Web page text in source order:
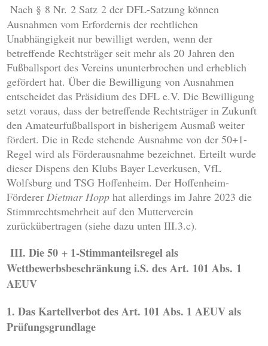
Nach § 8 Nr. 2 Satz 2 der DFL-Satzung können
Ausnahmen vom Erfordernis der rechtlichen
Unabhängigkeit nur bewilligt werden, wenn der
betreffende Rechtsträger seit mehr als 20 Jahren den
Fußballsport des Vereins ununterbrochen und erheblich
gefördert hat. Über die Bewilligung von Ausnahmen
entscheidet das Präsidium des DFL e.V. Die Bewilligung
setzt voraus, dass der betreffende Rechtsträger in Zukunft
den Amateurfußballsport in bisherigem Ausmaß weiter
fördert. Die in Rede stehende Ausnahme von der 50+1-
Regel wird als Förderausnahme bezeichnet. Erteilt wurde
dieser Dispens den Klubs Bayer Leverkusen, VfL
Wolfsburg und TSG Hoffenheim. Der Hoffenheim-
FördererDietmar Hopp hat allerdings im Jahre 2023 die
Stimmrechtsmehrheit auf den Mutterverein
zurückübertragen (siehe dazu unten III.3.c).
III. Die 50 + 1-Stimmanteilsregel als
Wettbewerbsbeschränkung i.S. des Art. 101 Abs. 1
AEUV
1. Das Kartellverbot des Art. 101 Abs. 1 AEUV als
Prüfungsgrundlage